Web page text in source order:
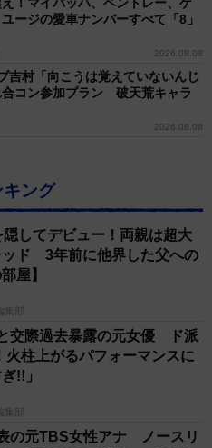
ージの愛車ナンバーすべて「8」
2026.08.08
吉村「向こうは覚えていないんじ
合コン参加プラン 破天荒キャラ
2026.08.08
キング
してデビュー！両親は超大
ッド 3年前に他界した父への
屋】
部
交際過去暴露の元女優 ド派
火柱上がるパフォーマンスに
!!」
部
の元TBS女性アナ ノースリ